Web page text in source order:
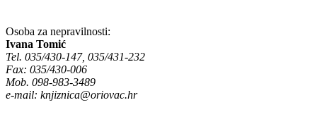
Osoba za nepravilnosti:
Ivana Tomić
Tel. 035/430-147, 035/431-232
Fax: 035/430-006
Mob. 098-983-3489
e-mail: knjiznica@oriovac.hr